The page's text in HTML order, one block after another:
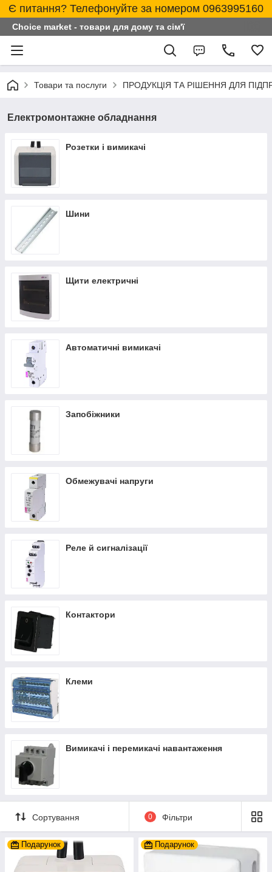
Є питання? Телефонуйте за номером 0963995160
Choice market - товари для дому та сім'ї
Товари та послуги ПРОДУКЦІЯ ТА РІШЕННЯ ДЛЯ
Електромонтажне обладнання
Розетки і вимикачі
Шини
Щити електричні
Автоматичні вимикачі
Запобіжники
Обмежувачі напруги
Реле й сигналізації
Контактори
Клеми
Вимикачі і перемикачі навантаження
Сортування 0 Фільтри
Подарунок Подарунок